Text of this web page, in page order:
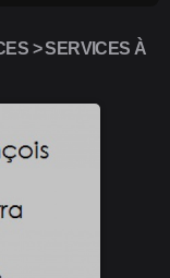
> SERVICES À